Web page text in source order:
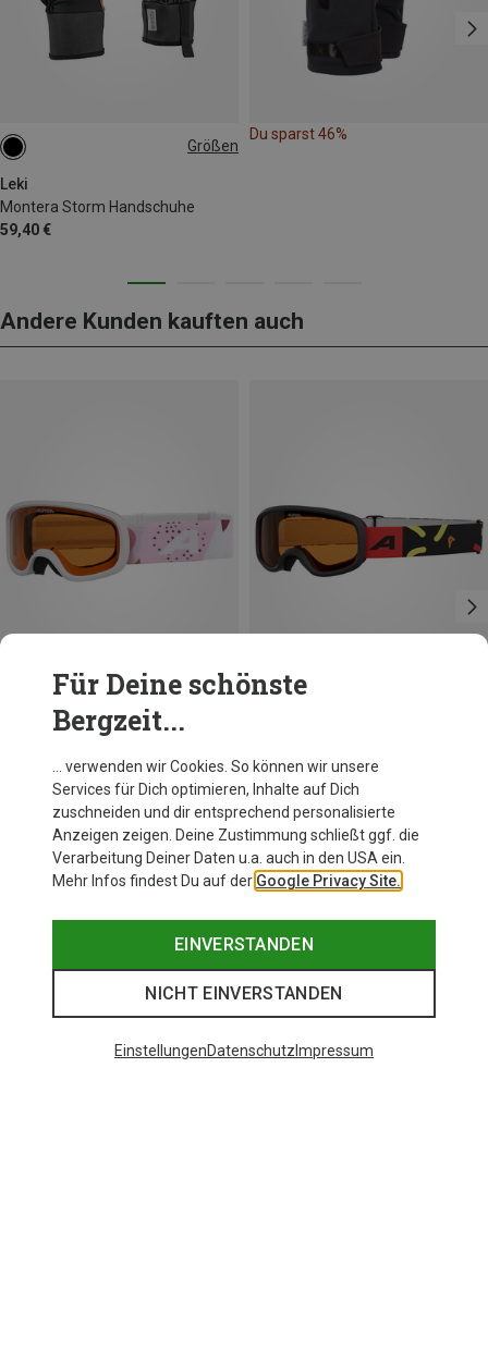
Größen
Leki
Montera Storm Handschuhe
59,40 €
7.5
Du sparst 46%
Andere Kunden kauften auch
Du sparst 11%
Für Deine schönste
Bergzeit...
… verwenden wir Cookies. So können wir unsere
Services für Dich optimieren, Inhalte auf Dich
zuschneiden und dir entsprechend personalisierte
Anzeigen zeigen. Deine Zustimmung schließt ggf. die
Verarbeitung Deiner Daten u.a. auch in den USA ein.
Mehr Infos findest Du auf der Google Privacy Site.
EINVERSTANDEN
NICHT EINVERSTANDEN
EinstellungenDatenschutz Impressum